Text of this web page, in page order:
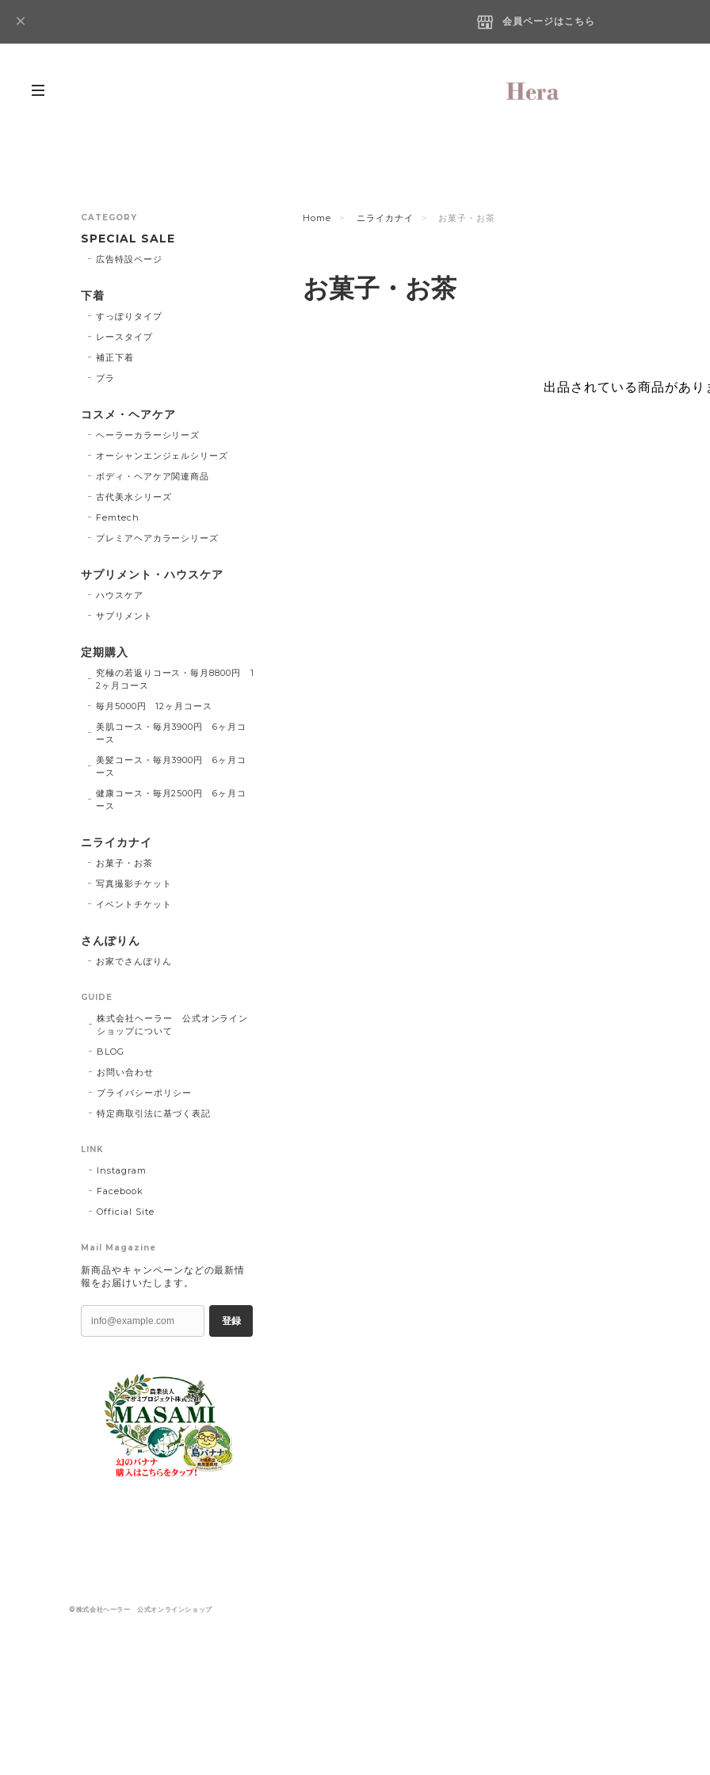
会員ページはこちら
Home ニライカナイ お菓子・お茶
お菓子・お茶
出品されている商品があり
CATEGORY
SPECIAL SALE
広告特設ページ
下着
すっぽりタイプ
レースタイプ
補正下着
ブラ
コスメ・ヘアケア
ヘーラーカラーシリーズ
オーシャンエンジェルシリーズ
ボディ・ヘアケア関連商品
古代美水シリーズ
Femtech
プレミアヘアカラーシリーズ
サプリメント・ハウスケア
ハウスケア
サプリメント
定期購入
究極の若返りコース・毎月8800円 1
2ヶ月コース
毎月5000円 12ヶ月コース
美肌コース・毎月3900円 6ヶ月コ
ース
美髪コース・毎月3900円 6ヶ月コ
ース
健康コース・毎月2500円 6ヶ月コ
ース
ニライカナイ
お菓子・お茶
写真撮影チケット
イベントチケット
さんぽりん
お家でさんぽりん
GUIDE
株式会社ヘーラー 公式オンライン
ショップについて
BLOG
お問い合わせ
プライバシーポリシー
特定商取引法に基づく表記
LINK
Instagram
Facebook
Official Site
Mail Magazine
新商品やキャンペーンなどの最新情
報をお届けいたします。
登録
©株式会社ヘーラー 公式オンラインショップ